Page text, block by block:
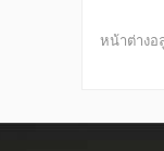
หน้าต่า